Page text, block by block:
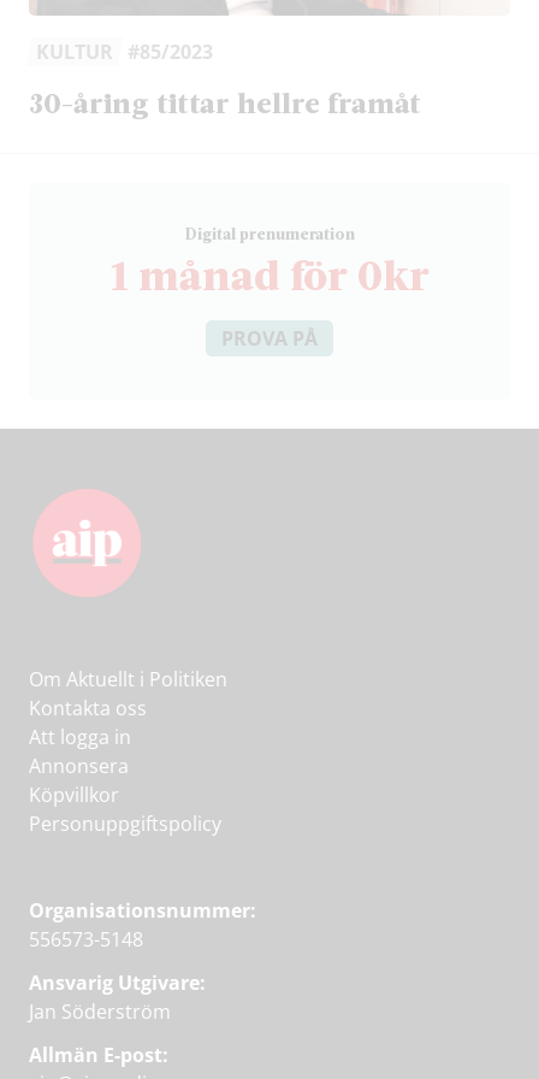
KULTUR #85/2023
30-åring tittar hellre framåt
Digital prenumeration
1 månad för 0kr
PROVA PÅ
Om Aktuellt i Politiken
Kontakta oss
Att logga in
Annonsera
Köpvillkor
Personuppgiftspolicy
Organisationsnummer:
556573-5148
Ansvarig Utgivare:
Jan Söderström
Allmän E-post: